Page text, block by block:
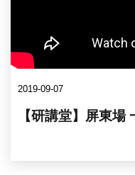
2019-09-07
【研講堂】屏東